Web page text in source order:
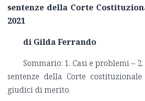
sentenze della Corte
2021
di Gilda Ferrando
Sommario: 1. Casi e problemi –
sentenze della Corte
giudici di merito.